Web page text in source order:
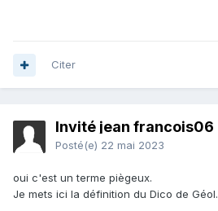
Citer
Invité jean francois06
Posté(e) 22 mai 2023
oui c'est un terme piègeux.
Je mets ici la définition du Dico de Géol.